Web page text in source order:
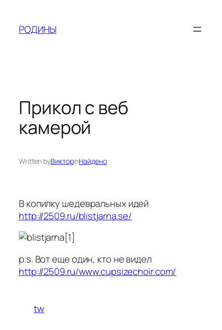
content
РОДИНЫ
Прикол с веб
камерой
Written byВикторinНайдено
В копилку шедевральных идей
http://2509.ru/blistjarna.se/
p.s. Вот еще один, кто не видел
http://2509.ru/www.cupsizechoir.com/
tw